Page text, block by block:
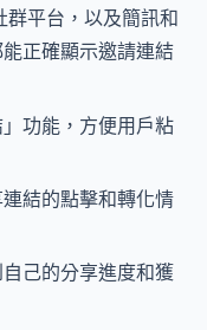
平台，以及簡訊和
正確顯示邀請連結
功能，方便用戶粘
結的點擊和轉化情
己的分享進度和獲